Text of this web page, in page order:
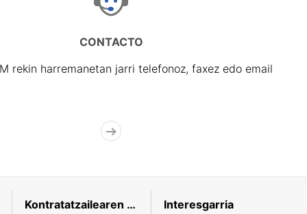
CONTACTO
rekin harremanetan jarri telefonoz, faxez edo email
Kontratatzailearen profila Interesgarria